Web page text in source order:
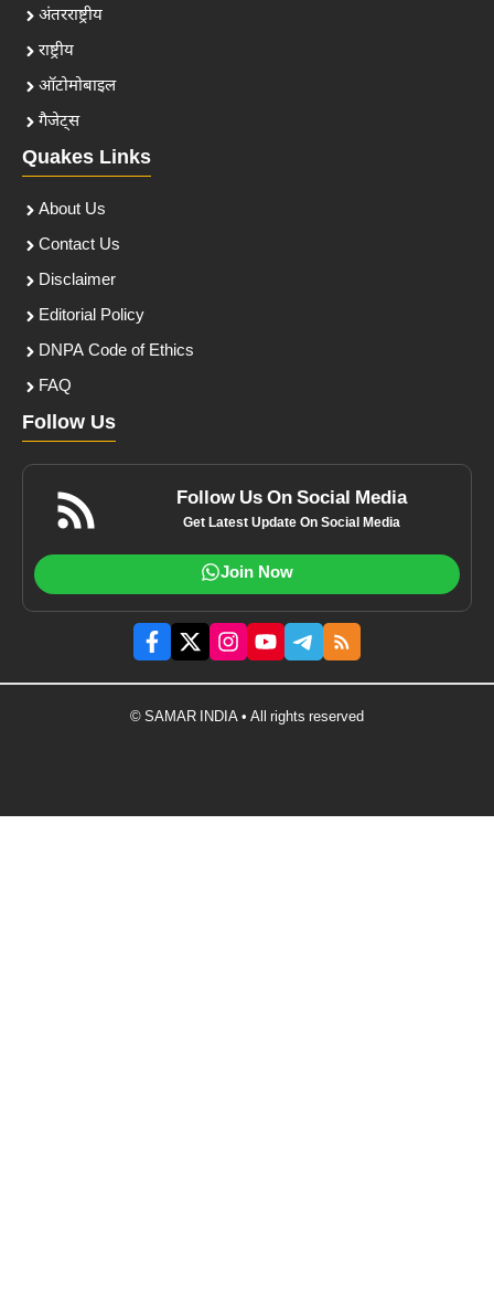
अंतरराष्ट्रीय
राष्ट्रीय
ऑटोमोबाइल
गैजेट्स
Quakes Links
About Us
Contact Us
Disclaimer
Editorial Policy
DNPA Code of Ethics
FAQ
Follow Us
Follow Us On Social Media
Get Latest Update On Social Media
Join Now
© SAMAR INDIA • All rights reserved